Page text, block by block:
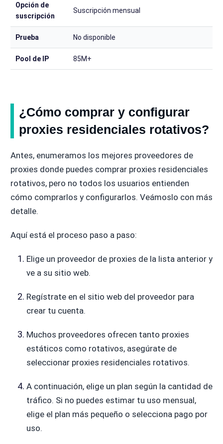
Opción de
suscripción
Suscripción mensual
Prueba No disponible
Pool de IP 85M+
¿Cómo comprar y configurar
proxies residenciales rotativos?
Antes, enumeramos los mejores proveedores de
proxies donde puedes comprar proxies residenciales
rotativos, pero no todos los usuarios entienden
cómo comprarlos y configurarlos. Veámoslo con más
detalle.
Aquí está el proceso paso a paso:
Elige un proveedor de proxies de la lista anterior y
ve a su sitio web.
Regístrate en el sitio web del proveedor para
crear tu cuenta.
Muchos proveedores ofrecen tanto proxies
estáticos como rotativos, asegúrate de
seleccionar proxies residenciales rotativos.
A continuación, elige un plan según la cantidad de
tráfico. Si no puedes estimar tu uso mensual,
elige el plan más pequeño o selecciona pago por
uso.